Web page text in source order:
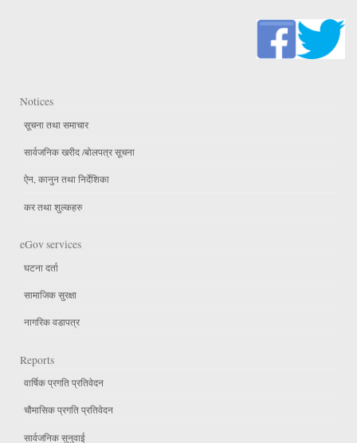
Notices
सूचना तथा समाचार
सार्वजनिक खरीद /बोलपत्र सूचना
ऐन, कानुन तथा निर्देशिका
कर तथा शुल्कहरु
eGov services
घटना दर्ता
सामाजिक सुरक्षा
नागरिक वडापत्र
Reports
वार्षिक प्रगति प्रतिवेदन
चौमासिक प्रगति प्रतिवेदन
सार्वजनिक सुनुवाई